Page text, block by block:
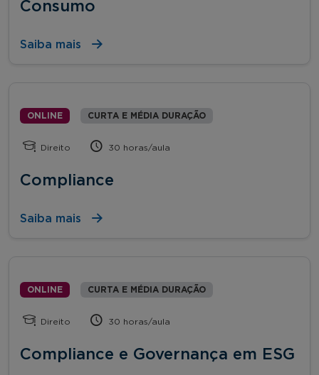
Consumo
Saiba mais
ONLINE CURTA E MÉDIA DURAÇÃO
Direito 30 horas/aula
Compliance
Saiba mais
ONLINE CURTA E MÉDIA DURAÇÃO
Direito 30 horas/aula
Compliance e Governança em ESG